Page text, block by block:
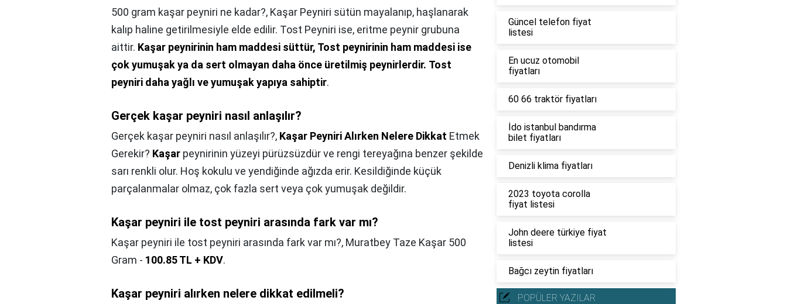
500 gram kaşar peyniri ne kadar?, Kaşar Peyniri sütün mayalanıp, haşlanarak
kalıp haline getirilmesiyle elde edilir. Tost Peyniri ise, eritme peynir grubuna
aittir. Kaşar peynirinin ham maddesi süttür, Tost peynirinin ham maddesi ise
çok yumuşak ya da sert olmayan daha önce üretilmiş peynirlerdir. Tost
peyniri daha yağlı ve yumuşak yapıya sahiptir.
Gerçek kaşar peyniri nasıl anlaşılır?
Gerçek kaşar peyniri nasıl anlaşılır?, Kaşar Peyniri Alırken Nelere Dikkat Etmek
Gerekir? Kaşar peynirinin yüzeyi pürüzsüzdür ve rengi tereyağına benzer şekilde
sarı renkli olur. Hoş kokulu ve yendiğinde ağızda erir. Kesildiğinde küçük
parçalanmalar olmaz, çok fazla sert veya çok yumuşak değildir.
Kaşar peyniri ile tost peyniri arasında fark var mı?
Kaşar peyniri ile tost peyniri arasında fark var mı?, Muratbey Taze Kaşar 500
Gram - 100.85 TL + KDV.
Kaşar peyniri alırken nelere dikkat edilmeli?
Güncel telefon fiyat
listesi
En ucuz otomobil
fiyatları
60 66 traktör fiyatları
İdo istanbul bandırma
bilet fiyatları
Denizli klima fiyatları
2023 toyota corolla
fiyat listesi
John deere türkiye fiyat
listesi
Bağcı zeytin fiyatları
POPÜLER YAZILAR